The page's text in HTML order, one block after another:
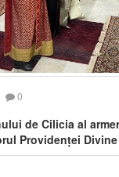
0
de Cilicia al
Providenței Divine